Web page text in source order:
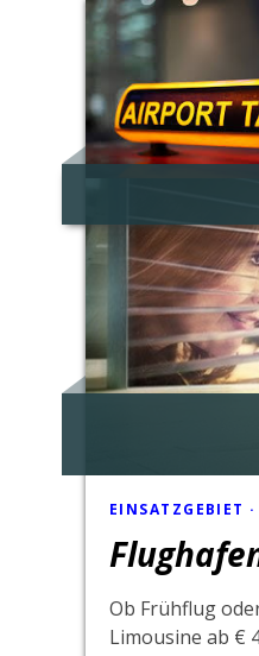
EINSATZGEBIET
Ob Frühflug
Limousine ab €